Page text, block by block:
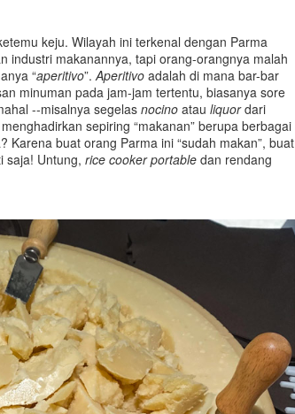
keju. Wilayah ini terkenal dengan Parma
industri makanannya, tapi orang-orangnya malah
“aperitivo”. Aperitivo adalah di mana bar-bar
minuman pada jam-jam tertentu, biasanya sore
--misalnya segelasnocino atau liquordari
sepiring “makanan” berupa berbagai
buat orang Parma ini “sudah makan”, buat
saja! Untung, rice cooker portable dan rendang